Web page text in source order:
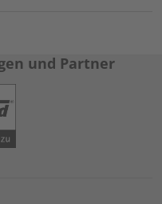
und Partner